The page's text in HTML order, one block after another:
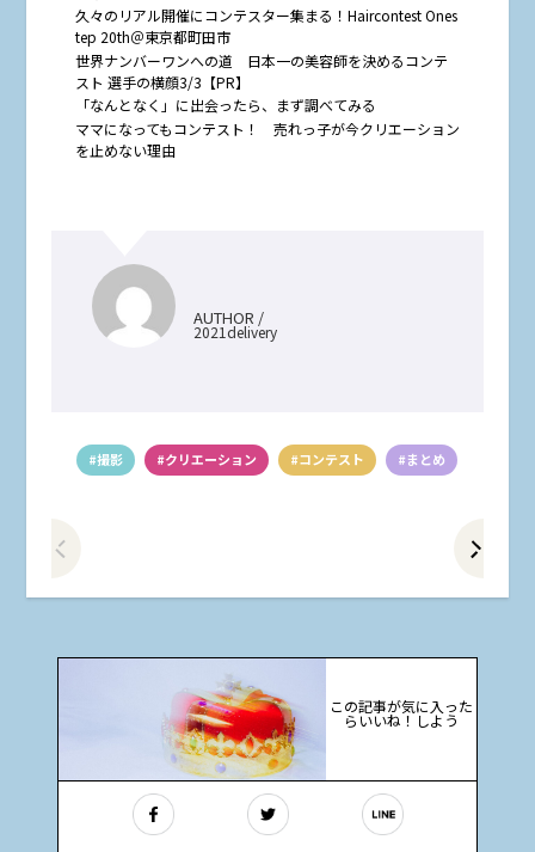
久々のリアル開催にコンテスター集まる！Haircontest Ones
tep 20th＠東京都町田市
世界ナンバーワンへの道 日本一の美容師を決めるコンテ
スト 選手の横顔3/3【PR】
「なんとなく」に出会ったら、まず調べてみる
ママになってもコンテスト！ 売れっ子が今クリエーション
を止めない理由
AUTHOR /
2021delivery
#撮影 #クリエーション #コンテスト #まとめ
この記事が気に入った
らいいね！しよう